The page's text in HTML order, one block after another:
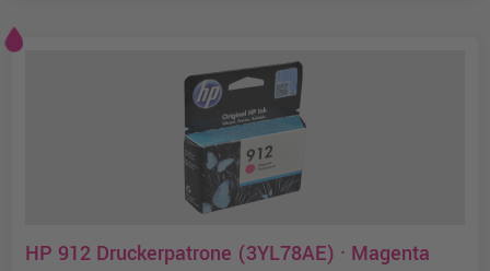
HP 912 Druckerpatrone (3YL78AE) · Magenta